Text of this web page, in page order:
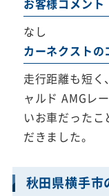
なし
カーネクストの
走行距離も短
ャルド AMGレ
いお車だった
だきました。
秋田県横手市